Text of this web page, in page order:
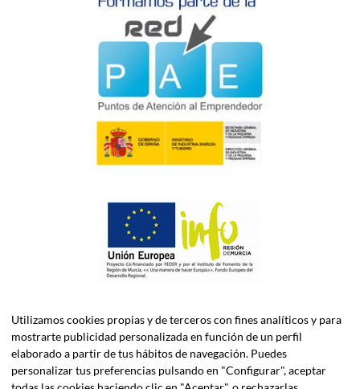
Utilizamos cookies propias y de terceros con fines analíticos y para
mostrarte publicidad personalizada en función de un perfil
elaborado a partir de tus hábitos de navegación. Puedes
personalizar tus preferencias pulsando en "Configurar", aceptar